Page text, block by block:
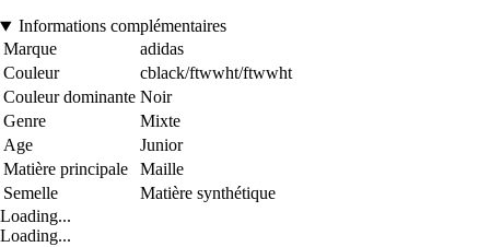
Informations complémentaires
Marque
adidas
Couleur
cblack/ftwwht/ftwwht
Couleur dominante Noir
Genre
Mixte
Age
Junior
Matière principale
Maille
Semelle
Matière synthétique
Loading...
Loading...